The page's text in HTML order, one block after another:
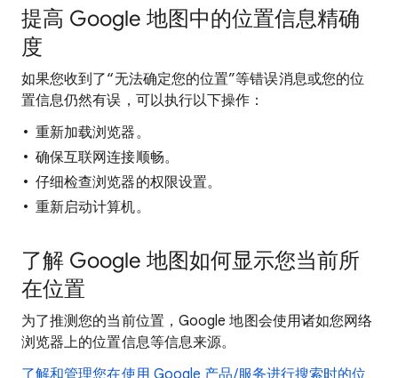
提高 Google 地图中的位置信息精确
度
如果您收到了“无法确定您的位置”等错误消息或您的位
置信息仍然有误，可以执行以下操作：
重新加载浏览器。
确保互联网连接顺畅。
仔细检查浏览器的权限设置。
重新启动计算机。
了解 Google 地图如何显示您当前所
在位置
为了推测您的当前位置，Google 地图会使用诸如您网络
浏览器上的位置信息等信息来源。
了解和管理您在使用 Google 产品/服务进行搜索时的位